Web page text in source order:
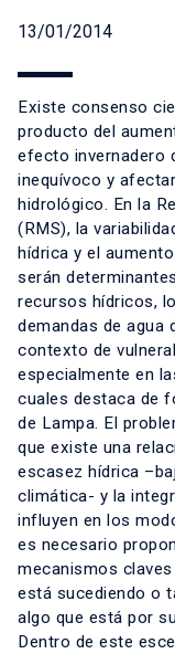
13/01/2014
Existe consenso
producto del
efecto invernadero
inequívoco y
hidrológico. En la
(RMS), la
hídrica y el
serán
recursos hídricos,
demandas de agua
contexto de
especialmente en
cuales destaca de
de Lampa. El
que existe una
escasez hídrica
climática- y la
influyen en los
es necesario
mecanismos
está sucediendo o
algo que está por
Dentro de este